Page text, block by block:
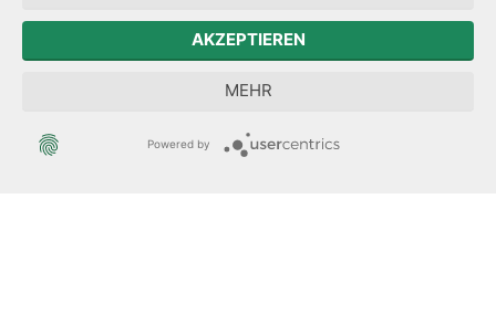
Der Sächsische Integrationsbeauftragte
Sächsische Landesbeauftragte zur Aufarbeitung der SED-
AKZEPTIEREN
MEHR
Powered by